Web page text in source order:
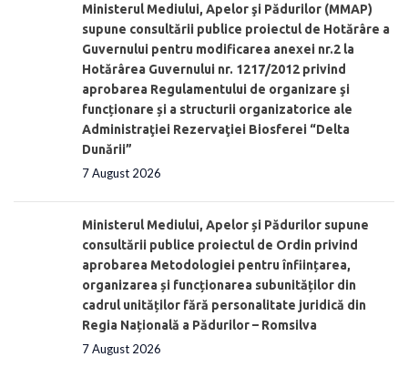
Ministerul Mediului, Apelor şi Pădurilor (MMAP)
supune consultării publice proiectul de Hotărâre a
Guvernului pentru modificarea anexei nr.2 la
Hotărârea Guvernului nr. 1217/2012 privind
aprobarea Regulamentului de organizare şi
funcționare și a structurii organizatorice ale
Administraţiei Rezervaţiei Biosferei “Delta
Dunării”
7 August 2026
Ministerul Mediului, Apelor și Pădurilor supune
consultării publice proiectul de Ordin privind
aprobarea Metodologiei pentru înființarea,
organizarea și funcționarea subunităților din
cadrul unităților fără personalitate juridică din
Regia Națională a Pădurilor – Romsilva
7 August 2026